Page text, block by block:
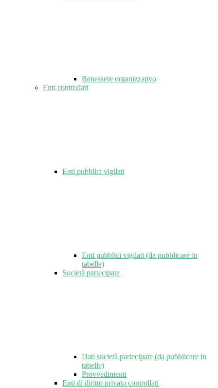
Benessere organizzativo
Enti controllati
Enti pubblici vigilati
Enti pubblici vigilati (da pubblicare in
tabelle)
Società partecipate
Dati società partecipate (da pubblicare in
tabelle)
Provvedimenti
Enti di diritto privato controllati